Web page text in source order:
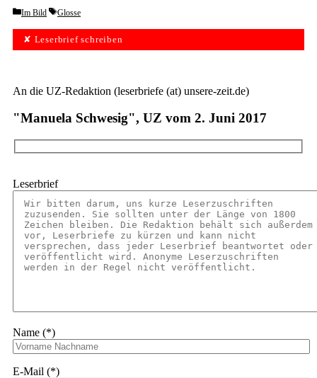
Categories
Im Bild Tags
Glosse
✘ Leserbrief schreiben
An die UZ-Redaktion (leserbriefe (at) unsere-zeit.de)
"Manuela Schwesig", UZ vom 2. Juni 2017
Leserbrief
Name (*)
E-Mail (*)